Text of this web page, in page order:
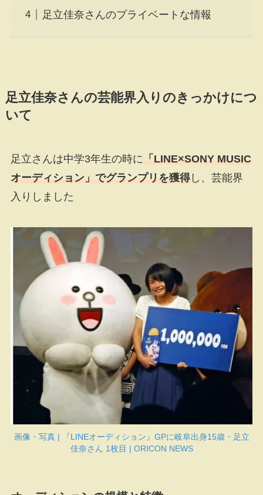
足立佳奈さんのプライベートな情報
足立佳奈さんの芸能界入りのきっかけにつ
いて
足立さんは中学3年生の時に 「LINE×SONY MUSIC
オーディション」でグランプリを獲得し、芸能界
入りしました
画像・写真 | 『LINEオーディション』GPに岐阜出身15歳・足立
佳奈さん 1枚目 | ORICON NEWS